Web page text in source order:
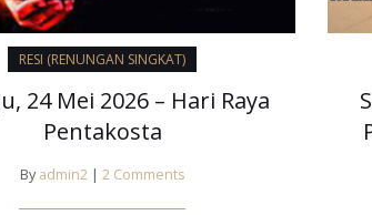
RESI (RENUNGAN SINGKAT)
24 Mei 2026 – Hari Raya
Pentakosta
By admin2 | 2 Comments